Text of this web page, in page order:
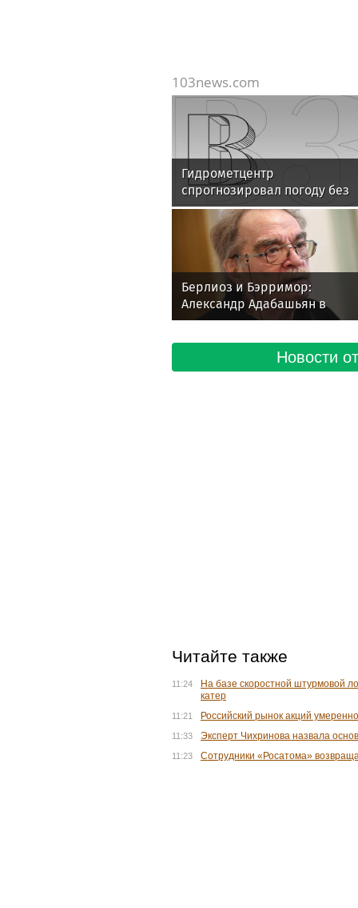
103news.com
Гидрометцентр
спрогнозировал погоду без
дождя в Москве
Берлиоз и Бэрримор:
Александр Адабашьян в
кадре и за ним
Новости
Читайте также
11:24
На базе скоростной штурмовой
катер
11:21 Российский рынок акций
11:33 Эксперт Чихринова назвала
11:23 Сотрудники «Росатома»